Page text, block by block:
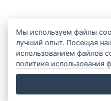
Мы используем файлы
лучший опыт. Посещая
использованием файлов
политике использования